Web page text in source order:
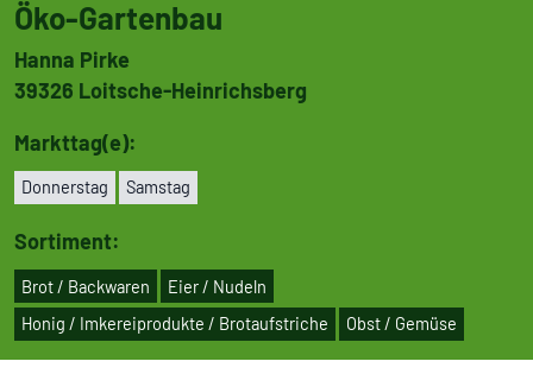
Öko-Gartenbau
Hanna Pirke
39326 Loitsche-Hein­richs­berg
Markttag(e):
Don­ners­tag Samstag
Sortiment:
Brot / Backwaren
Eier / Nudeln
Honig / Imke­rei­pro­dukte / Brot­auf­stri­che
Obst / Gemüse